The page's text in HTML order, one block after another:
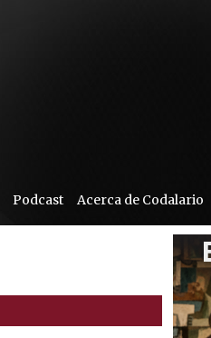
Podcast Acerca de Codalario